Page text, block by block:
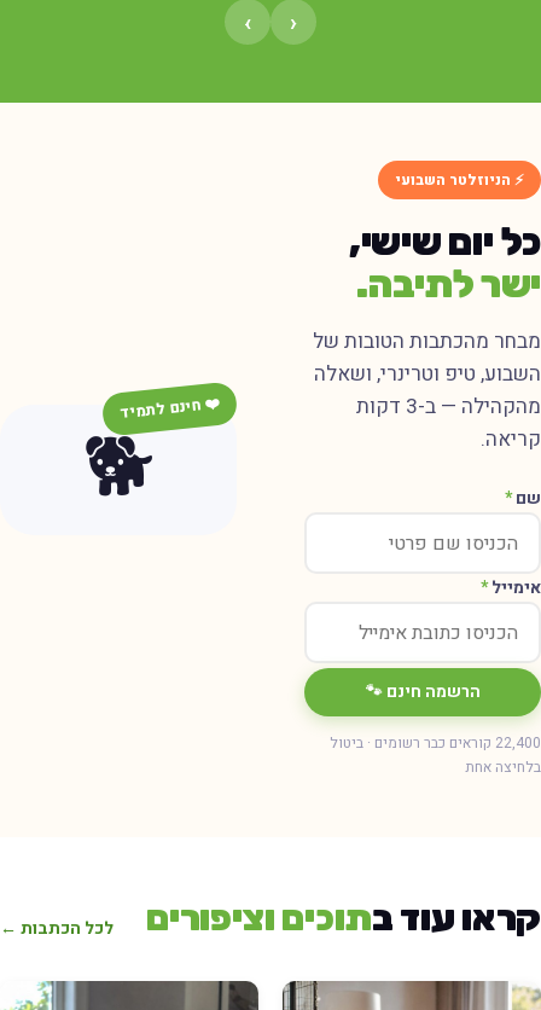
⚡ הניוזלטר השבועי
יום שישי,
לתיבה.
מהכתבות הטובות של
טיפ וטרינרי, ושאלה
מהקהילה — ב-3 דקות
*
*
הרשמה חינם 🐾
22,400 קוראים כבר רשומים · ביטול
אחת
🐕
❤️ חינם לתמיד
עוד בתוכים וציפורים לכל הכתבות ←